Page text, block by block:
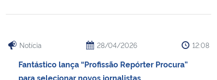
Notícia 28/04/2026 12:08
Fantástico lança “Profissão Repórter Procura”
para selecionar novos jornalistas